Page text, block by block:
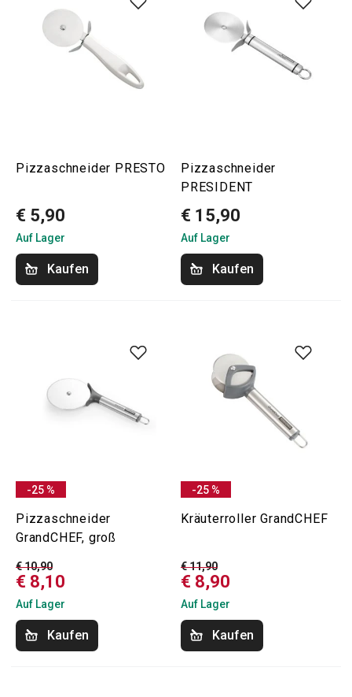
Pizzaschneider PRESTO
€ 5,90
Auf Lager
Kaufen
Pizzaschneider
PRESIDENT
€ 15,90
Auf Lager
Kaufen
-25 %
Pizzaschneider
GrandCHEF, groß
€ 10,90
€ 8,10
Auf Lager
Kaufen
-25 %
Kräuterroller GrandCHEF
€ 11,90
€ 8,90
Auf Lager
Kaufen